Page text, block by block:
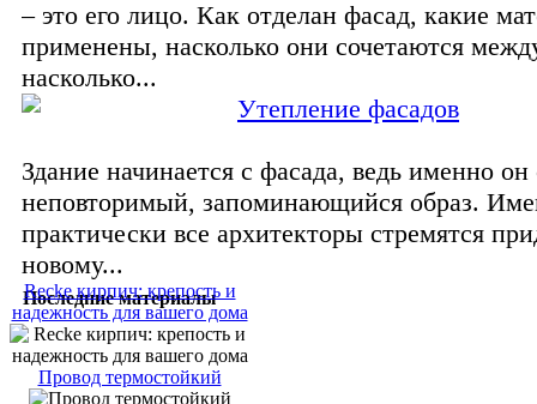
– это его лицо. Как отделан фасад, какие
применены, насколько они сочетаются
насколько...
Утепление фасадов
Здание начинается с фасада, ведь именно он
неповторимый, запоминающийся образ.
практически все архитекторы стремятся
новому...
Последние материалы
Recke кирпич: крепость и
надежность для вашего дома
Провод термостойкий